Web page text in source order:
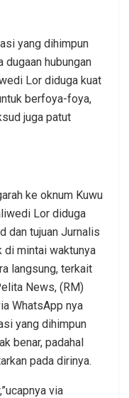
yang dihimpun
dugaan hubungan
Lor diduga kuat
berfoya-foya,
juga patut
ke oknum Kuwu
Lor diduga
dan tujuan Jurnalis
di mintai waktunya
langsung, terkait
News, (RM)
WhatsApp nya
yang dihimpun
benar, padahal
pada dirinya.
via